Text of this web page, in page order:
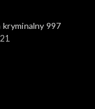
kryminalny 997